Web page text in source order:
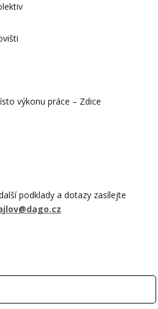
výkonu práce – Zdice
podklady a dotazy zasílejte